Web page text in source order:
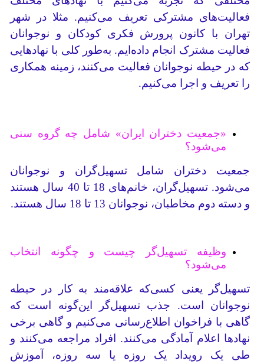
فعالیت‌های مشترکی تعریف می‌کنیم. مثلا در شهر
تهران با کانون پرورش فکری کودکان و نوجوانان
فعالیت مشترک انجام داده‌ایم. به‌طور کلی با نهادهایی
که در حیطه نوجوانان فعالیت می‌کنند، زمینه همکاری
را تعریف و اجرا می‌کنیم.
«جمعیت دختران ایران» شامل چه گروه سنی
می‌شود؟
جمعیت دختران شامل تسهیل‌گران و نوجوانان
می‌شود. تسهیل‌گران، خانم‌های 18 تا 40 سال هستند
و دسته دوم مخاطبان‌، نوجوانان 13 تا 18 سال هستند.
وظیفه تسهیل‌گر چیست و چگونه انتخاب
می‌شود؟
تسهیل‌گر یعنی کسی‌که علاقه‌مند به کار در حیطه
نوجوانان است. جذب تسهیل‌گر این‌گونه است که
گاهی با فراخوان اطلاع‌رسانی می‌کنیم و گاهی برخی
نهادها اعلام آمادگی می‌کنند. افراد مراجعه می‌کنند و
طی یک رویداد یک روزه یا سه روزه، آموزش